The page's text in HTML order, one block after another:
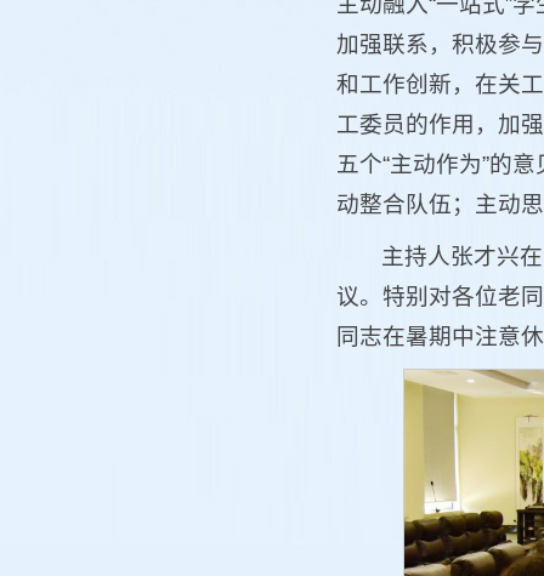
加强联系，积极参
和工作创新，在关
工委员的作用，加
五个“主动作为”的
动整合队伍；主动
主持人张才兴
议。特别对各位老
同志在暑期中注意